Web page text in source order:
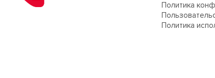
Политика
Политика